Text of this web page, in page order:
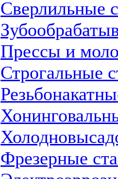
Сверлильные
Прессы и
Строгальные
Фрезерные